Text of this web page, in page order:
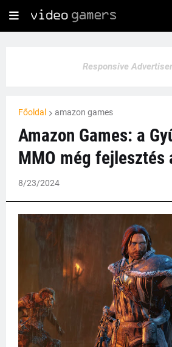
Responsive
Főoldal amazon games
Amazon Games: a
MMO még fejlesztés
8/23/2024